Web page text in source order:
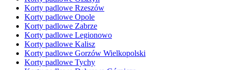
Korty padlowe Rzeszów
Korty padlowe Opole
Korty padlowe Zabrze
Korty padlowe Legionowo
Korty padlowe Kalisz
Korty padlowe Gorzów Wielkopolski
Korty padlowe Tychy